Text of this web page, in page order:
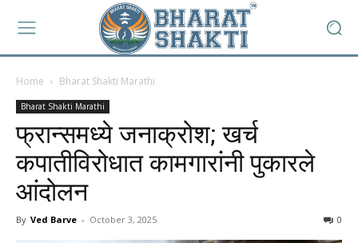
Home Bharat Shakti Marathi
Bharat Shakti Marathi
फ्रान्समध्ये जनाक्रोश; खर्च
कपातीविरोधात कामगारांनी पुकारले
आंदोलन
By Ved Barve - October 3, 2025 0